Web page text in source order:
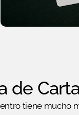
de
tiene mucho